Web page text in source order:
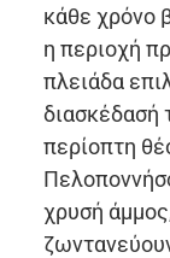
κάθε χρόνο
η περιοχή
πλειάδα
διασκέδασή
περίοπτη
χρυσή